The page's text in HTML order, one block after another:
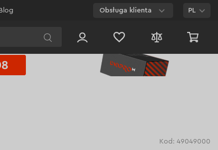
Obsługa klienta
Czat na
stronie
PL
Kod: 49049000